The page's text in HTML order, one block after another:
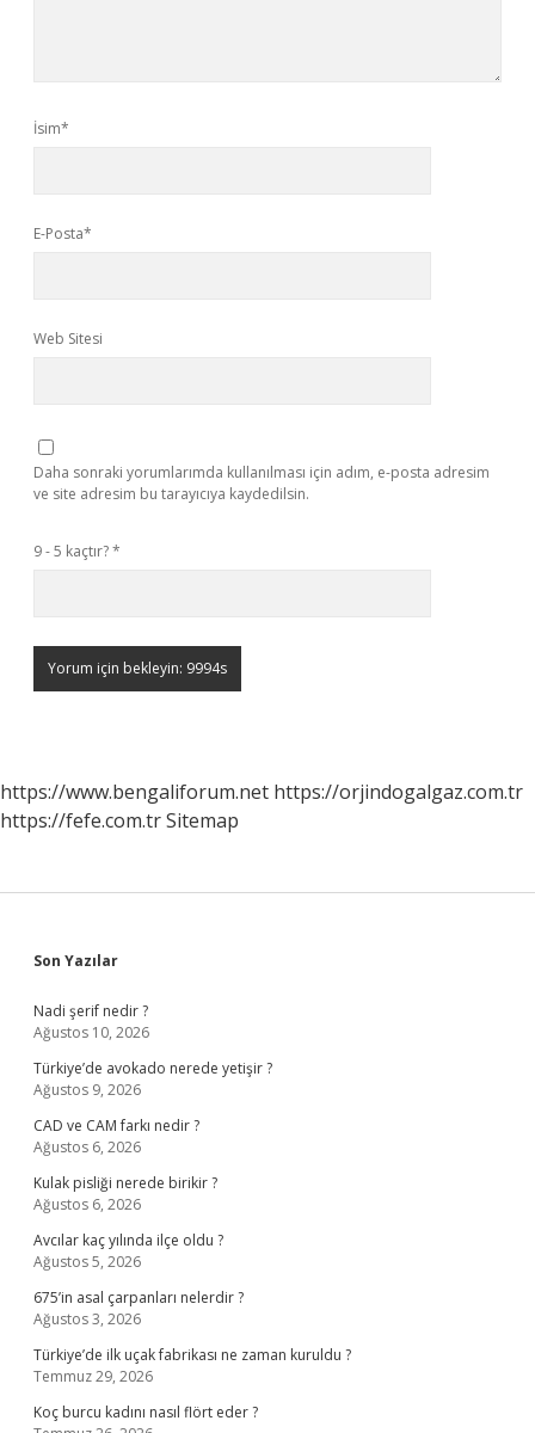
İsim*
E-Posta*
Web Sitesi
Daha sonraki yorumlarımda kullanılması için adım, e-posta adresim
ve site adresim bu tarayıcıya kaydedilsin.
9 - 5 kaçtır?*
https://www.bengaliforum.net https://orjindogalgaz.com.tr
https://fefe.com.trSitemap
Sidebar
Son Yazılar
Nadi şerif nedir ?
Ağustos 10, 2026
Türkiye’de avokado nerede yetişir ?
Ağustos 9, 2026
CAD ve CAM farkı nedir ?
Ağustos 6, 2026
Kulak pisliği nerede birikir ?
Ağustos 6, 2026
Avcılar kaç yılında ilçe oldu ?
Ağustos 5, 2026
675’in asal çarpanları nelerdir ?
Ağustos 3, 2026
Türkiye’de ilk uçak fabrikası ne zaman kuruldu ?
Temmuz 29, 2026
Koç burcu kadını nasıl flört eder ?